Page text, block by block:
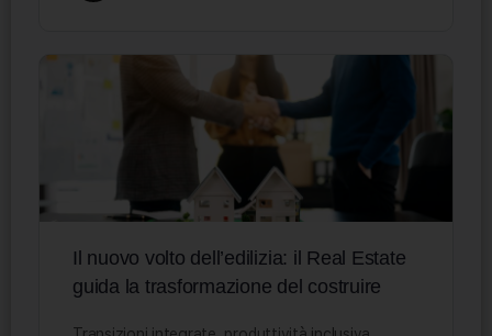
Il nuovo volto dell’edilizia: il Real Estate
guida la trasformazione del costruire